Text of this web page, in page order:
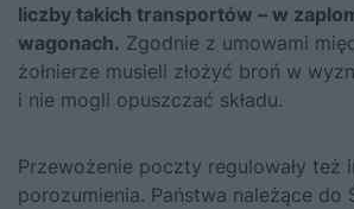
liczby takich transportów – w
wagonach. Zgodnie z umowami
żołnierze musieli złożyć broń w
i nie mogli opuszczać składu.
Przewożenie poczty regulowały też
porozumienia. Państwa należące do